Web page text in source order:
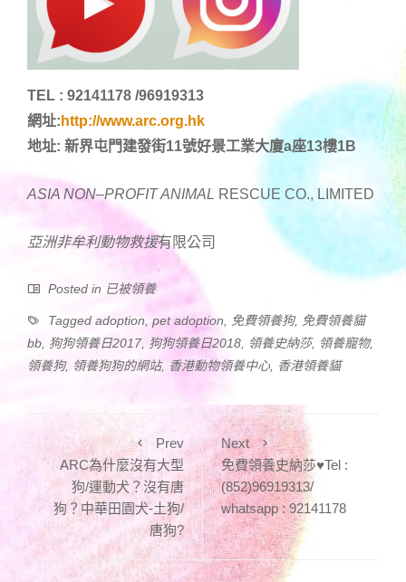
TEL : 92141178 /96919313
網址: http://www.arc.org.hk
地址: 新界屯門建發街11號好景工業大廈a座13樓1B
ASIA NON–PROFIT ANIMAL RESCUE CO., LIMITED
亞洲非牟利動物救援有限公司
Posted in 已被領養
Tagged adoption pet adoption 免費領養狗, 免費領養貓
bb 狗狗領養日2017 狗狗領養日2018 領養史納莎, 領養寵物,
領養狗, 領養狗狗的網站, 香港動物領養中心 香港領養貓
Prev
ARC為什麼沒有大型
狗/運動犬？沒有唐
狗？中華田園犬-土狗/
唐狗?
Next
免費領養史納莎♥️Tel :
(852)96919313/
whatsapp : 92141178